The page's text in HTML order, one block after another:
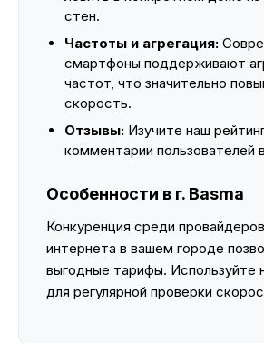
стен.
Частоты и агрегация:
смартфоны поддерживают
частот, что значительно
скорость.
Отзывы: Изучите наш
комментарии пользователей
Особенности в г. Basma
Конкуренция среди
интернета в вашем городе
выгодные тарифы. Используйте
для регулярной проверки